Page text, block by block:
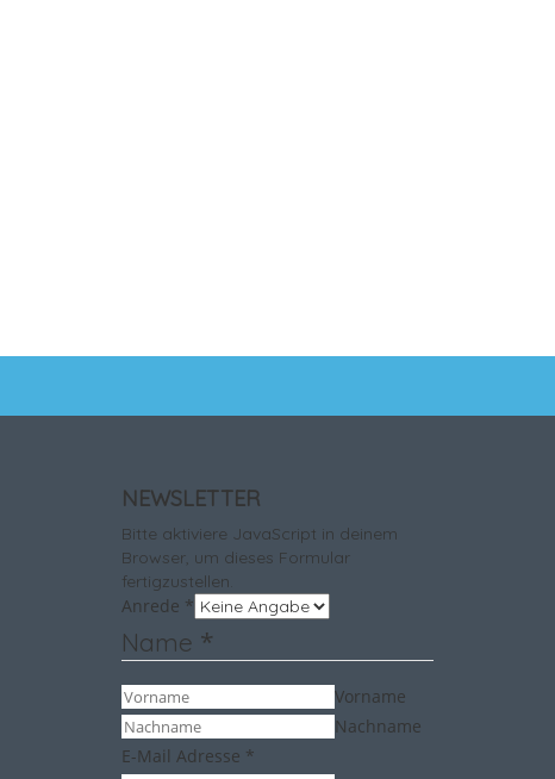
NEWSLETTER
Bitte aktiviere JavaScript in deinem
Browser, um dieses Formular
fertigzustellen.
Anrede *
Name *
Vorname
Nachname
E-Mail Adresse *